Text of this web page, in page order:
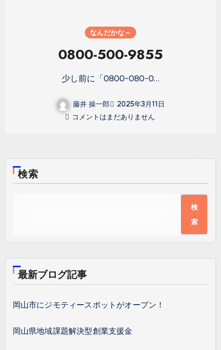
なんだかな～
0800-500-9855
少し前に「0800-080-0…
藤井 操一郎
2025年3月11日
コメントはまだありません
検索
検
索
最新ブログ記事
岡山市にジモティースポットがオープン！
岡山県地域課題解決型創業支援金